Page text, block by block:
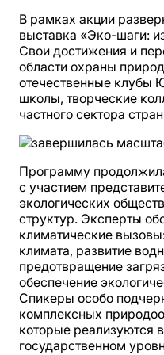
В рамках акции
выставка «Эко-шаги:
Свои достижения и
области охраны
отечественные
школы, творческие
частного сектора
Программу
с участием
экологических
структур. Эксперты
климатические
климата, развитие
предотвращение
обеспечение
Спикеры особо
комплексных
которые реализуются
государственном